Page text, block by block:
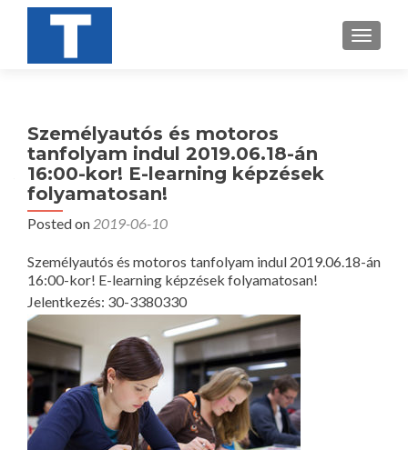
Személyautós és motoros
tanfolyam indul 2019.06.18-án
16:00-kor! E-learning képzések
folyamatosan!
Posted on 2019-06-10
Személyautós és motoros tanfolyam indul 2019.06.18-án
16:00-kor! E-learning képzések folyamatosan!
Jelentkezés: 30-3380330